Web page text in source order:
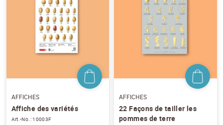
Affiche des variétés
Art.-No.: 10003F
AFFICHES
22 Façons de tailler les
pommes de terre
AFFICHES
EMAIL
PRÉNOM*